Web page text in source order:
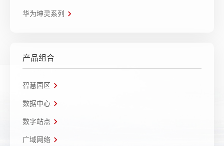
华为坤灵系列
产品组合
智慧园区
数据中心
数字站点
广域网络